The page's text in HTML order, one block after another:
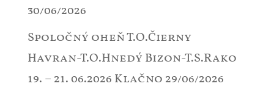
30/06/2026
Spoločný oheň T.O.Čierny
Havran-T.O.Hnedý Bizon-T.S.Rako
19. – 21. 06.2026 Klačno 29/06/2026